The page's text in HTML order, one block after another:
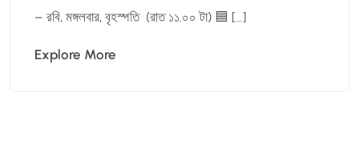
– রবি, মঙ্গলবার, বৃহস্পতি (রাত ১১.০০ টা) 🟦 […]
Explore More